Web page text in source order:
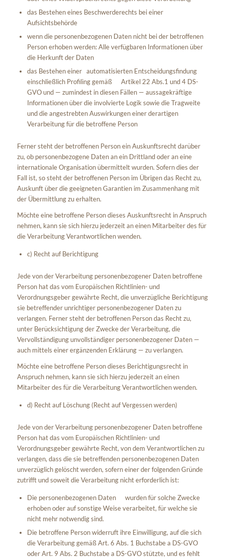
das Bestehen eines Beschwerderechts bei einer
Aufsichtsbehörde
wenn die personenbezogenen Daten nicht bei der betroffenen
Person erhoben werden: Alle verfügbaren Informationen über
die Herkunft der Daten
das Bestehen einer automatisierten Entscheidungsfindung
einschließlich Profiling gemäß Artikel 22 Abs.1 und 4 DS-
GVO und — zumindest in diesen Fällen — aussagekräftige
Informationen über die involvierte Logik sowie die Tragweite
und die angestrebten Auswirkungen einer derartigen
Verarbeitung für die betroffene Person
Ferner steht der betroffenen Person ein Auskunftsrecht darüber
zu, ob personenbezogene Daten an ein Drittland oder an eine
internationale Organisation übermittelt wurden. Sofern dies der
Fall ist, so steht der betroffenen Person im Übrigen das Recht zu,
Auskunft über die geeigneten Garantien im Zusammenhang mit
der Übermittlung zu erhalten.
Möchte eine betroffene Person dieses Auskunftsrecht in Anspruch
nehmen, kann sie sich hierzu jederzeit an einen Mitarbeiter des für
die Verarbeitung Verantwortlichen wenden.
c) Recht auf Berichtigung
Jede von der Verarbeitung personenbezogener Daten betroffene
Person hat das vom Europäischen Richtlinien- und
Verordnungsgeber gewährte Recht, die unverzügliche Berichtigung
sie betreffender unrichtiger personenbezogener Daten zu
verlangen. Ferner steht der betroffenen Person das Recht zu,
unter Berücksichtigung der Zwecke der Verarbeitung, die
Vervollständigung unvollständiger personenbezogener Daten —
auch mittels einer ergänzenden Erklärung — zu verlangen.
Möchte eine betroffene Person dieses Berichtigungsrecht in
Anspruch nehmen, kann sie sich hierzu jederzeit an einen
Mitarbeiter des für die Verarbeitung Verantwortlichen wenden.
d) Recht auf Löschung (Recht auf Vergessen werden)
Jede von der Verarbeitung personenbezogener Daten betroffene
Person hat das vom Europäischen Richtlinien- und
Verordnungsgeber gewährte Recht, von dem Verantwortlichen zu
verlangen, dass die sie betreffenden personenbezogenen Daten
unverzüglich gelöscht werden, sofern einer der folgenden Gründe
zutrifft und soweit die Verarbeitung nicht erforderlich ist:
Die personenbezogenen Daten wurden für solche Zwecke
erhoben oder auf sonstige Weise verarbeitet, für welche sie
nicht mehr notwendig sind.
Die betroffene Person widerruft ihre Einwilligung, auf die sich
die Verarbeitung gemäß Art. 6 Abs. 1 Buchstabe a DS-GVO
oder Art. 9 Abs. 2 Buchstabe a DS-GVO stützte, und es fehlt